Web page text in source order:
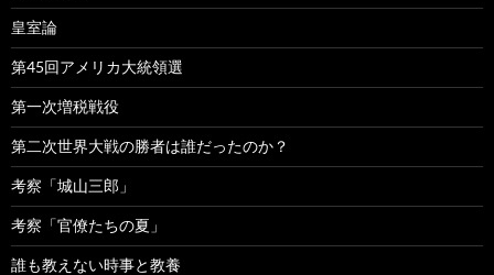
皇室論
第45回アメリカ大統領選
第一次増税戦役
第二次世界大戦の勝者は誰だったのか？
考察「城山三郎」
考察「官僚たちの夏」
誰も教えない時事と教養